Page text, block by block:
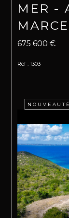
MER -
675 600 €
Réf : 1303
NOUVEAUTÉ